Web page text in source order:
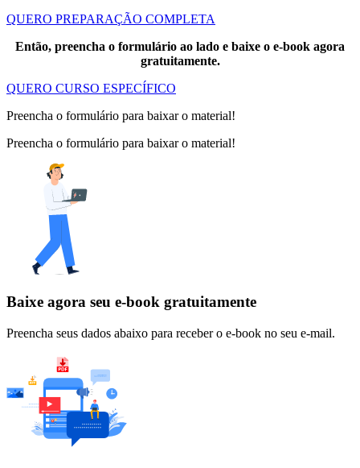
QUERO PREPARAÇÃO COMPLETA
Então, preencha o formulário ao lado e baixe o e-book agora
gratuitamente.
QUERO CURSO ESPECÍFICO
Preencha o formulário para baixar o material!
Preencha o formulário para baixar o material!
Baixe agora seu e-book gratuitamente
Preencha seus dados abaixo para receber o e-book no seu e-mail.